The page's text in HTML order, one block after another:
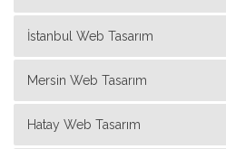
İstanbul Web Tasarım
Mersin Web Tasarım
Hatay Web Tasarım